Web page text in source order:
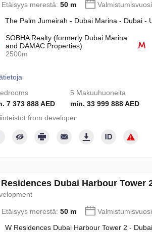
Etäisyys merestä: 50 m
The Palm Jumeirah - Dubai Marina - Dubai -
SOBHA Realty (formerly Dubai Marina
and DAMAC Properties)
2500m
7 373 888 AED
5 Makuuhuoneita
min. 33 999 888 AED
from developer
Dubai Harbour
Etäisyys merestä: 50 m
W Residences Dubai Harbour Tower 2 -